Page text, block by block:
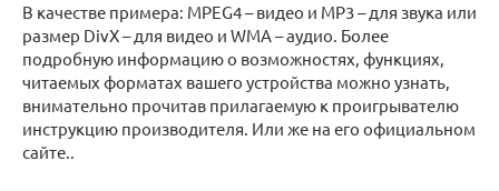
В качестве примера: MPEG4 – видео и MP3 – для звука или
размер DivX – для видео и WMA – аудио. Более
подробную информацию о возможностях, функциях,
читаемых форматах вашего устройства можно узнать,
внимательно прочитав прилагаемую к проигрывателю
инструкцию производителя. Или же на его официальном
сайте..